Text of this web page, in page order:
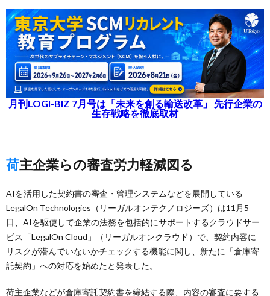
月刊LOGI-BIZ 7月号は「未来を創る輸送改革」 先行企業の
生存戦略を徹底取材
荷主企業らの審査労力軽減図る
AIを活用した契約書の審査・管理システムなどを展開している
LegalOn Technologies（リーガルオンテクノロジーズ）は11月5
日、AIを駆使して企業の法務を包括的にサポートするクラウドサー
ビス「LegalOn Cloud」（リーガルオンクラウド）で、契約内容に
リスクが潜んでいないかチェックする機能に関し、新たに「倉庫寄
託契約」への対応を始めたと発表した。
荷主企業などが倉庫寄託契約書を締結する際、内容の審査に要する